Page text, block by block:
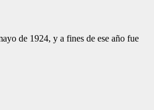
de 1924, y a fines de ese año fue